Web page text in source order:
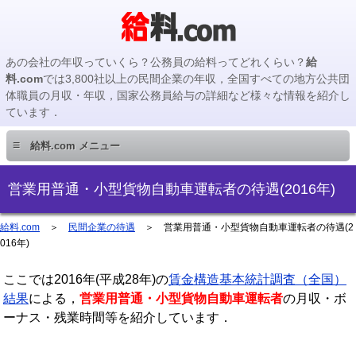
あの会社の年収っていくら？公務員の給料ってどれくらい？給
料.comでは3,800社以上の民間企業の年収，全国すべての地方公共団
体職員の月収・年収，国家公務員給与の詳細など様々な情報を紹介し
ています．
≡ 給料.com メニュー
民間企業編
国家公務員編
地方公務員給料検索
営業用普通・小型貨物自動車運転者の待遇(2016年)
給料.com ＞ 民間企業の待遇 ＞ 営業用普通・小型貨物自動車運転者の待遇(2
016年)
ここでは2016年(平成28年)の賃金構造基本統計調査（全国）
結果による， 営業用普通・小型貨物自動車運転者の月収・ボ
ーナス・残業時間等を紹介しています．